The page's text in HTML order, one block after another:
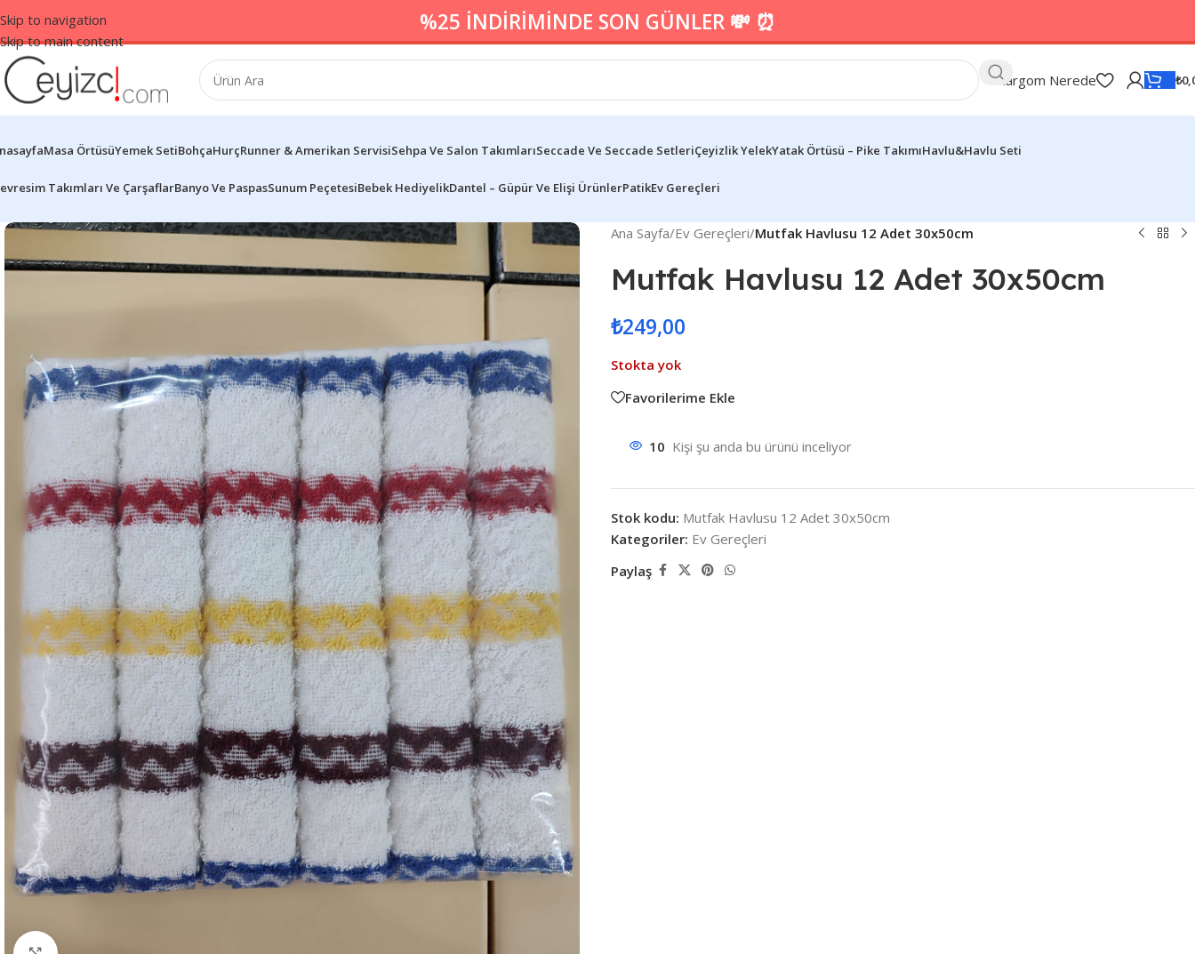
Skip to navigation
Skip to main content
%25 İNDİRİMİNDE SON GÜNLER 💸 ⏰
Kargom Nerede ₺
Masa ÖrtüsüYemek SetiBohçaHurçRunner & Amerikan ServisiSehpa Ve Salon TakımlarıSeccade Ve Seccade SetleriÇeyizlik YelekYatak Örtüsü – Pike TakımıHavlu&Havlu Seti
Takımları Ve ÇarşaflarBanyo Ve PaspasSunum PeçetesiBebek HediyelikDantel – Güpür Ve Elişi ÜrünlerPatikEv Gereçleri
Ana Sayfa/Ev Gereçleri/Mutfak Havlusu 12 Adet 30x50cm
Mutfak Havlusu 12 Adet 30x50cm
₺249,00
Stokta yok
Favorilerime Ekle
10 Kişi şu anda bu ürünü inceliyor
Stok kodu: Mutfak Havlusu 12 Adet 30x50cm
Kategoriler: Ev Gereçleri
Paylaş